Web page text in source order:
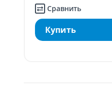
Сравнить
Купить